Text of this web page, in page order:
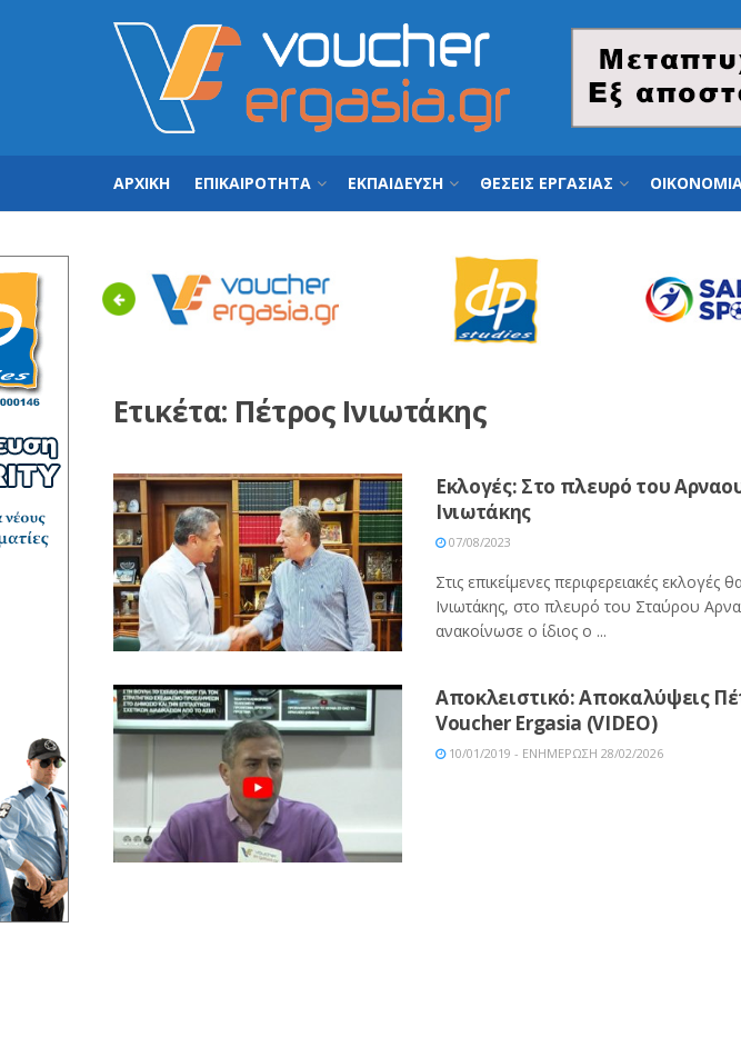
ΑΡΧΙΚΗ ΕΠΙΚΑΙΡΟΤΗΤΑ ΕΚΠΑΙΔΕΥΣΗ ΘΕΣΕΙΣ ΕΡΓΑΣΙΑΣ
Previous
Ετικέτα: Πέτρος Ινιωτάκης
Εκλογές: Στο πλευρό του
Ινιωτάκης
07/08/2023
Στις επικείμενες περιφερειακές εκλογές
Ινιωτάκης, στο πλευρό του Σταύρου
ανακοίνωσε ο ίδιος ο ...
Αποκλειστικό: Αποκαλύψεις
Voucher Ergasia (VIDEO)
10/01/2019 - ΕΝΗΜΕΡΩΣΗ 28/02/2026